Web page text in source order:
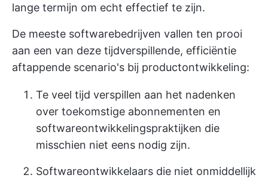
lange termijn om echt effectief te zijn.
De meeste softwarebedrijven vallen ten prooi
aan een van deze tijdverspillende, efficiëntie
aftappende scenario's bij productontwikkeling:
Te veel tijd verspillen aan het nadenken
over toekomstige abonnementen en
softwareontwikkelingspraktijken die
misschien niet eens nodig zijn.
Softwareontwikkelaars die niet onmiddellijk